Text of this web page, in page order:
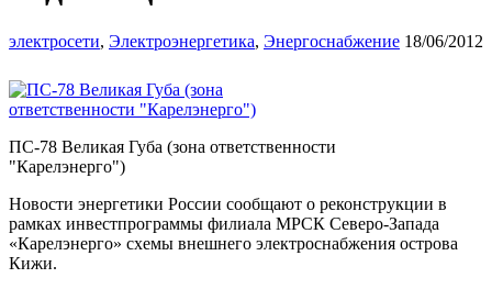
электросети, Электроэнергетика, Энергоснабжение 18/06/2012
ПС-78 Великая Губа (зона ответственности
"Карелэнерго")
Новости энергетики России сообщают о реконструкции в
рамках инвестпрограммы филиала МРСК Северо-Запада
«Карелэнерго» схемы внешнего электроснабжения острова
Кижи.